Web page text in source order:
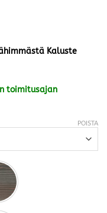
Kaluste
toimitusajan
POISTA